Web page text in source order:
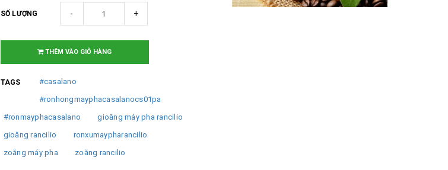
SỐ LƯỢNG - +
THÊM VÀO GIỎ HÀNG
TAGS
#casalano
#ronhongmayphacasalanocs01pa
#ronmayphacasalano
gioăng máy pha rancilio
gioăng rancilio
ronxumaypharancilio
zoăng máy pha
zoăng rancilio